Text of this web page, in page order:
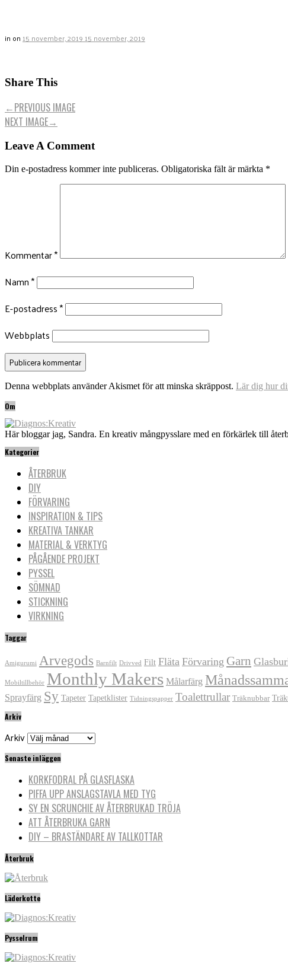
in on 15 november, 2019 15 november, 2019
Share This
←PREVIOUS IMAGE
NEXT IMAGE→
Leave A Comment
Din e-postadress kommer inte publiceras. Obligatoriska fält är märkta *
Kommentar*
Namn*
E-postadress*
Webbplats
Denna webbplats använder Akismet för att minska skräppost. Lär dig hur
Om
Här bloggar jag, Sandra. En kreativ mångpysslare med en förkärlek till
Kategorier
ÅTERBRUK
DIY
FÖRVARING
INSPIRATION & TIPS
KREATIVA TANKAR
MATERIAL & VERKTYG
PÅGÅENDE PROJEKT
PYSSEL
SÖMNAD
STICKNING
VIRKNING
Taggar
Amigurumi Arvegods Barnfilt Drivved Filt Fläta Förvaring Garn
Mobiltillbehör Monthly Makers Målarfärg
Sprayfärg Sy Tapeter Tapetklister Tidningspapper Toalettrullar Träknubbar
Arkiv
Arkiv
Senaste inläggen
KORKFODRAL PÅ GLASFLASKA
PIFFA UPP ANSLAGSTAVLA MED TYG
SY EN SCRUNCHIE AV ÅTERBRUKAD TRÖJA
ATT ÅTERBRUKA GARN
DIY – BRASTÄNDARE AV TALLKOTTAR
Återbruk
Läderkotte
Pysselrum